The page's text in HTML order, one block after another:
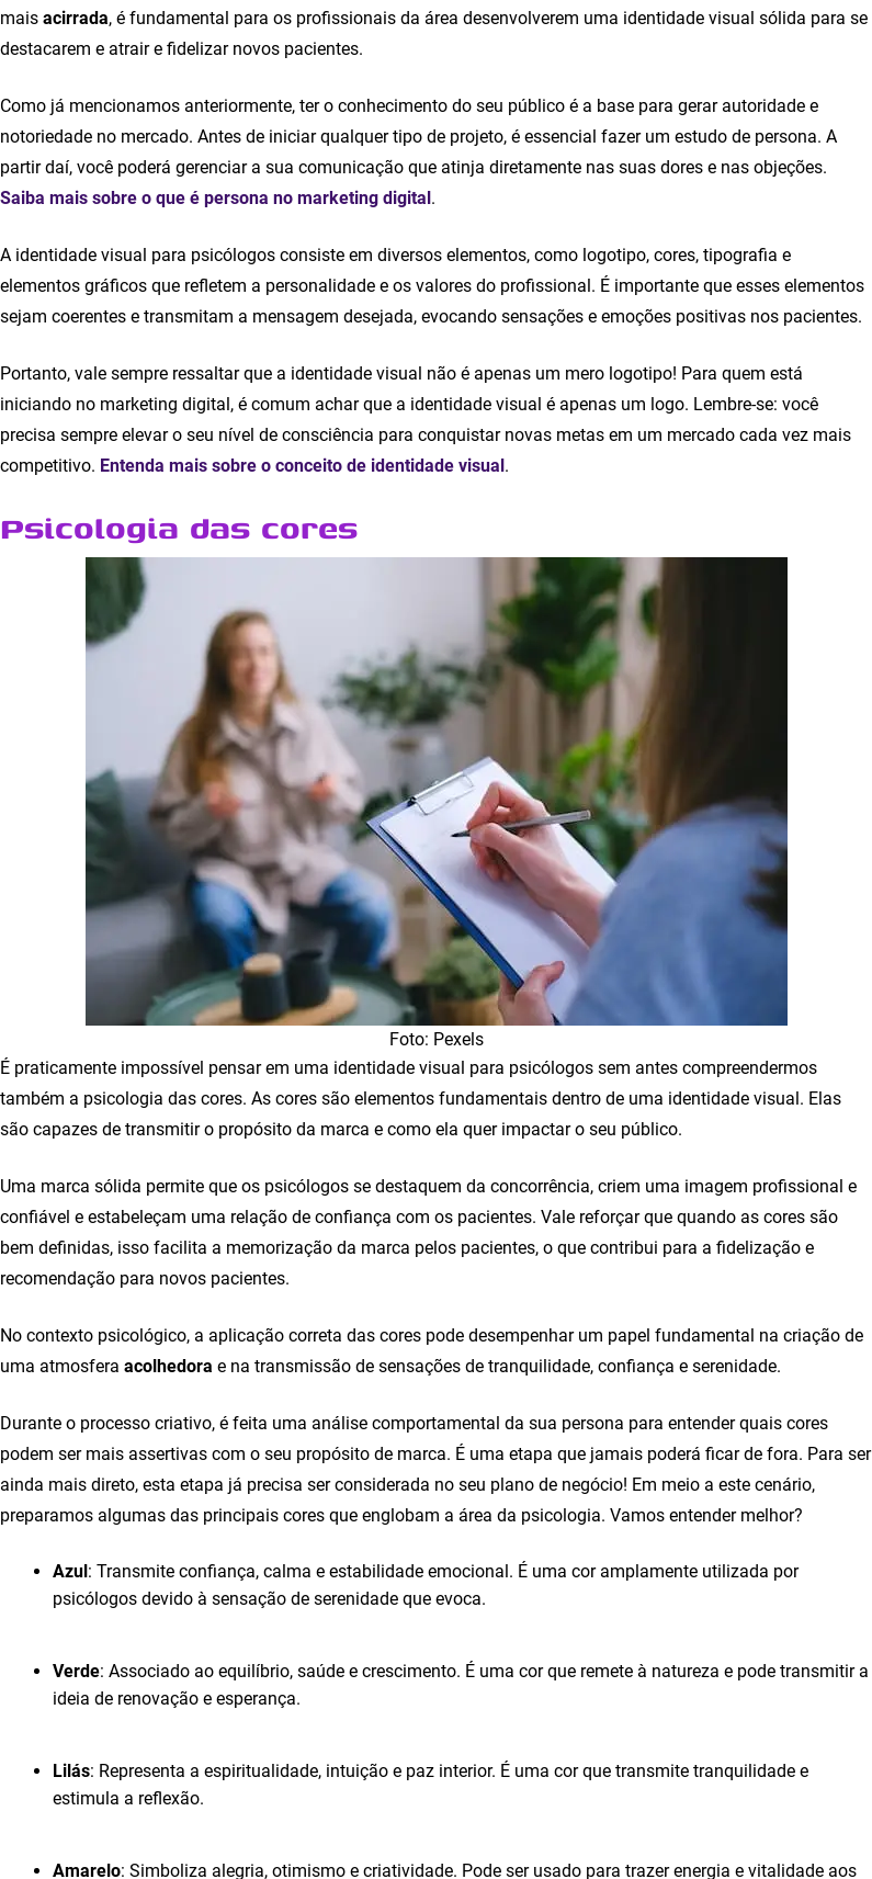
mais acirrada, é fundamental para os profissionais da área desenvolverem uma identidade visual sólida para se
destacarem e atrair e fidelizar novos pacientes.
Como já mencionamos anteriormente, ter o conhecimento do seu público é a base para gerar autoridade e
notoriedade no mercado. Antes de iniciar qualquer tipo de projeto, é essencial fazer um estudo de persona. A
partir daí, você poderá gerenciar a sua comunicação que atinja diretamente nas suas dores e nas objeções.
Saiba mais sobre o que é persona no marketing digital.
A identidade visual para psicólogos consiste em diversos elementos, como logotipo, cores, tipografia e
elementos gráficos que refletem a personalidade e os valores do profissional. É importante que esses elementos
sejam coerentes e transmitam a mensagem desejada, evocando sensações e emoções positivas nos pacientes.
Portanto, vale sempre ressaltar que a identidade visual não é apenas um mero logotipo! Para quem está
iniciando no marketing digital, é comum achar que a identidade visual é apenas um logo. Lembre-se: você
precisa sempre elevar o seu nível de consciência para conquistar novas metas em um mercado cada vez mais
competitivo. Entenda mais sobre o conceito de identidade visual.
Psicologia das cores
Foto: Pexels
É praticamente impossível pensar em uma identidade visual para psicólogos sem antes compreendermos
também a psicologia das cores. As cores são elementos fundamentais dentro de uma identidade visual. Elas
são capazes de transmitir o propósito da marca e como ela quer impactar o seu público.
Uma marca sólida permite que os psicólogos se destaquem da concorrência, criem uma imagem profissional e
confiável e estabeleçam uma relação de confiança com os pacientes. Vale reforçar que quando as cores são
bem definidas, isso facilita a memorização da marca pelos pacientes, o que contribui para a fidelização e
recomendação para novos pacientes.
No contexto psicológico, a aplicação correta das cores pode desempenhar um papel fundamental na criação de
uma atmosfera acolhedora e na transmissão de sensações de tranquilidade, confiança e serenidade.
Durante o processo criativo, é feita uma análise comportamental da sua persona para entender quais cores
podem ser mais assertivas com o seu propósito de marca. É uma etapa que jamais poderá ficar de fora. Para ser
ainda mais direto, esta etapa já precisa ser considerada no seu plano de negócio! Em meio a este cenário,
preparamos algumas das principais cores que englobam a área da psicologia. Vamos entender melhor?
Azul: Transmite confiança, calma e estabilidade emocional. É uma cor amplamente utilizada por
psicólogos devido à sensação de serenidade que evoca.
Verde: Associado ao equilíbrio, saúde e crescimento. É uma cor que remete à natureza e pode transmitir a
ideia de renovação e esperança.
Lilás: Representa a espiritualidade, intuição e paz interior. É uma cor que transmite tranquilidade e
estimula a reflexão.
Amarelo: Simboliza alegria, otimismo e criatividade. Pode ser usado para trazer energia e vitalidade aos